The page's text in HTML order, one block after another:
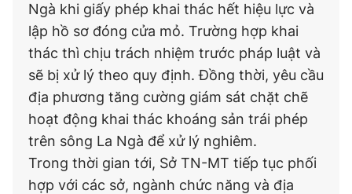
Ngà khi giấy phép khai thác hết hiệu lực và
lập hồ sơ đóng cửa mỏ. Trường hợp khai
thác thì chịu trách nhiệm trước pháp luật và
sẽ bị xử lý theo quy định. Đồng thời, yêu cầu
địa phương tăng cường giám sát chặt chẽ
hoạt động khai thác khoáng sản trái phép
trên sông La Ngà để xử lý nghiêm.
Trong thời gian tới, Sở TN-MT tiếp tục phối
hợp với các sở, ngành chức năng và địa